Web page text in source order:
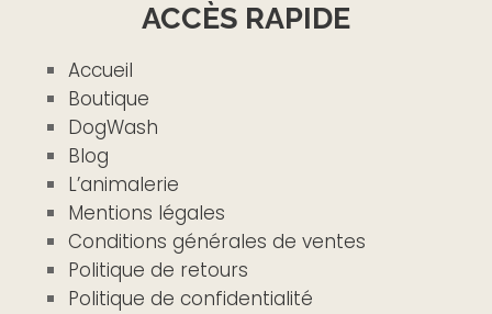
ACCÈS RAPIDE
Accueil
Boutique
DogWash
Blog
L’animalerie
Mentions légales
Conditions générales de ventes
Politique de retours
Politique de confidentialité